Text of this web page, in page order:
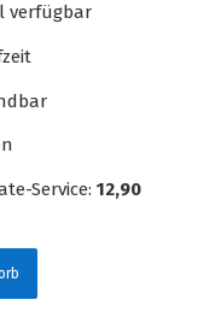
verfügbar
Service: 12,90